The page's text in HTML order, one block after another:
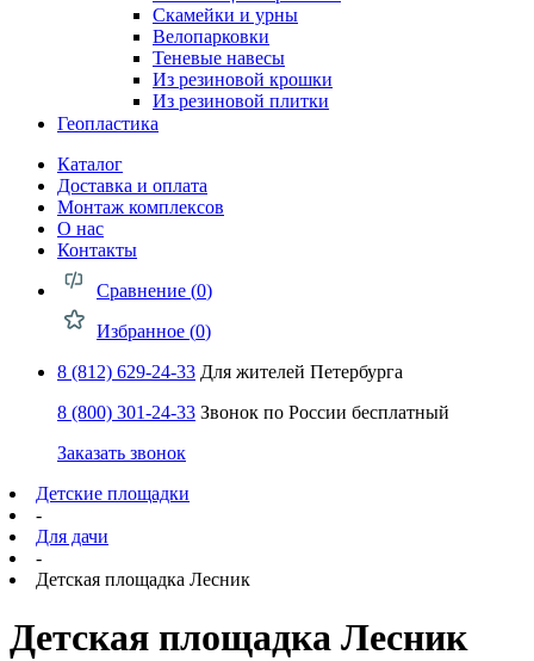
Скамейки и урны
Велопарковки
Теневые навесы
Из резиновой крошки
Из резиновой плитки
Геопластика
Каталог
Доставка и оплата
Монтаж комплексов
О нас
Контакты
Сравнение (0)
Избранное (0)
8 (812) 629-24-33 Для жителей Петербурга
8 (800) 301-24-33 Звонок по России бесплатный
Заказать звонок
Детские площадки
-
Для дачи
-
Детская площадка Лесник
Детская площадка Лесник